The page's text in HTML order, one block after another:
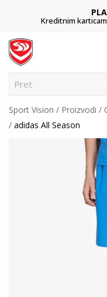
Kreditnim
Pretraži
Sport Vision Proizvodi
adidas All Season